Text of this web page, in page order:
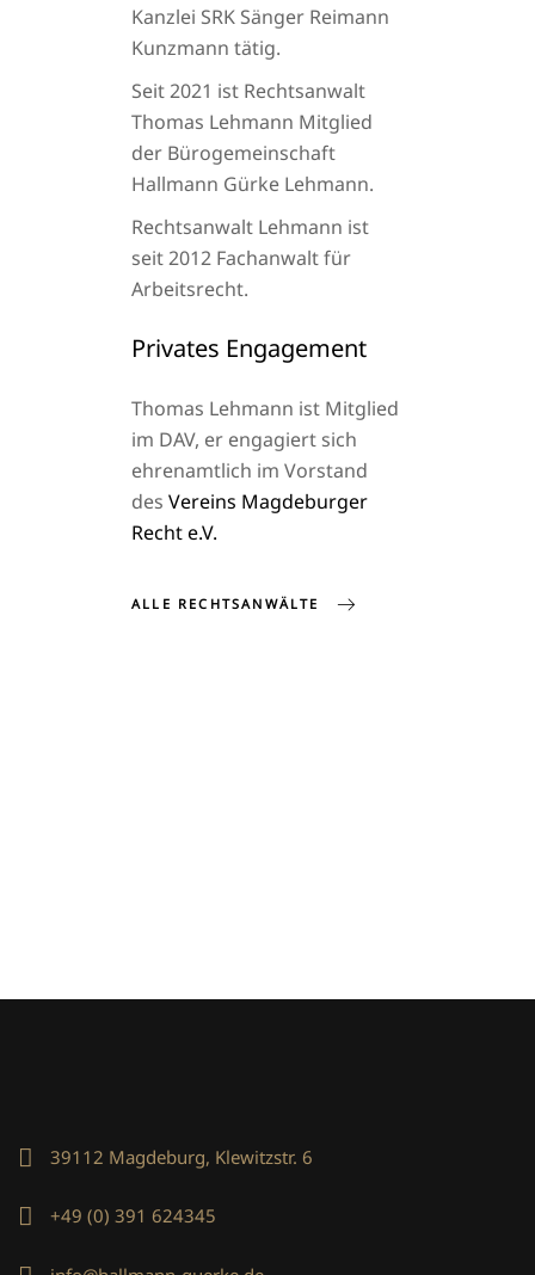
Kanzlei SRK Sänger Reimann
Kunzmann tätig.
Seit 2021 ist Rechtsanwalt
Thomas Lehmann Mitglied
der Bürogemeinschaft
Hallmann Gürke Lehmann.
Rechtsanwalt Lehmann ist
seit 2012 Fachanwalt für
Arbeitsrecht.
Privates Engagement
Thomas Lehmann ist Mitglied
im DAV, er engagiert sich
ehrenamtlich im Vorstand
des Vereins Magdeburger
Recht e.V.
ALLE RECHTSANWÄLTE
39112 Magdeburg, Klewitzstr. 6
+49 (0) 391 624345